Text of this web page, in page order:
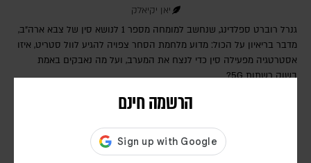
הרשמה חינם
יאן יקיאלק
גנרל רוברט ספלדינג, שנחשב למומחה מספר 1 לנושא סין של צבא ארה"ב,
מדבר בריאיון על הכול: מדוע מלחמת הסחר צפויה להגיע לוול סטריט, איזו
אסטרטגיה מפעילה סין כדי לנצח את המערב, ועל מה נאבקים באמת
בשוק רשתות 5G?